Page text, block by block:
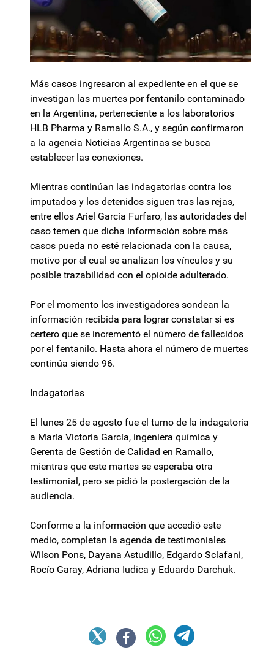
Más casos ingresaron al expediente en el que se
investigan las muertes por fentanilo contaminado
en la Argentina, perteneciente a los laboratorios
HLB Pharma y Ramallo S.A., y según confirmaron
a la agencia Noticias Argentinas se busca
establecer las conexiones.
Mientras continúan las indagatorias contra los
imputados y los detenidos siguen tras las rejas,
entre ellos Ariel García Furfaro, las autoridades del
caso temen que dicha información sobre más
casos pueda no esté relacionada con la causa,
motivo por el cual se analizan los vínculos y su
posible trazabilidad con el opioide adulterado.
Por el momento los investigadores sondean la
información recibida para lograr constatar si es
certero que se incrementó el número de fallecidos
por el fentanilo. Hasta ahora el número de muertes
continúa siendo 96.
Indagatorias
El lunes 25 de agosto fue el turno de la indagatoria
a María Victoria García, ingeniera química y
Gerenta de Gestión de Calidad en Ramallo,
mientras que este martes se esperaba otra
testimonial, pero se pidió la postergación de la
audiencia.
Conforme a la información que accedió este
medio, completan la agenda de testimoniales
Wilson Pons, Dayana Astudillo, Edgardo Sclafani,
Rocío Garay, Adriana Iudica y Eduardo Darchuk.